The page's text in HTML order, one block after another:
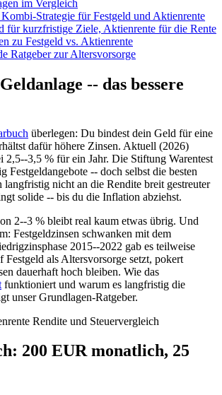
im Vergleich
Strategie für Festgeld und Aktienrente
für kurzfristige Ziele, Aktienrente für die Rente
zu Festgeld vs. Aktienrente
Ratgeber zur Altersvorsorge
-- das bessere
überlegen: Du bindest dein Geld für eine
dafür höhere Zinsen. Aktuell (2026)
2,5--3,5 % für ein Jahr. Die Stiftung Warentest
Festgeldangebote -- doch selbst die besten
nicht an die Rendite breit gestreuter
solide -- bis du die Inflation abziehst.
2--3 % bleibt real kaum etwas übrig. Und
Festgeldzinsen schwanken mit dem
2015--2022 gab es teilweise
Festgeld als Altersvorsorge setzt, pokert
dauerhaft hoch bleiben. Wie das
funktioniert und warum es langfristig die
unser Grundlagen-Ratgeber.
200 EUR monatlich, 25